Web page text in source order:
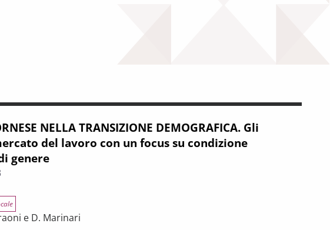
NELLA TRANSIZIONE DEMOGRAFICA. Gli
del lavoro con un focus su condizione
genere
e D. Marinari